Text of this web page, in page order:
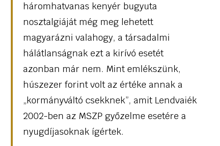
háromhatvanas kenyér bugyuta
nosztalgiáját még meg lehetett
magyarázni valahogy, a társadalmi
hálátlanságnak ezt a kirívó esetét
azonban már nem. Mint emlékszünk,
húszezer forint volt az értéke annak a
„kormányváltó csekknek”, amit Lendvaiék
2002-ben az MSZP győzelme esetére a
nyugdíjasoknak ígértek.